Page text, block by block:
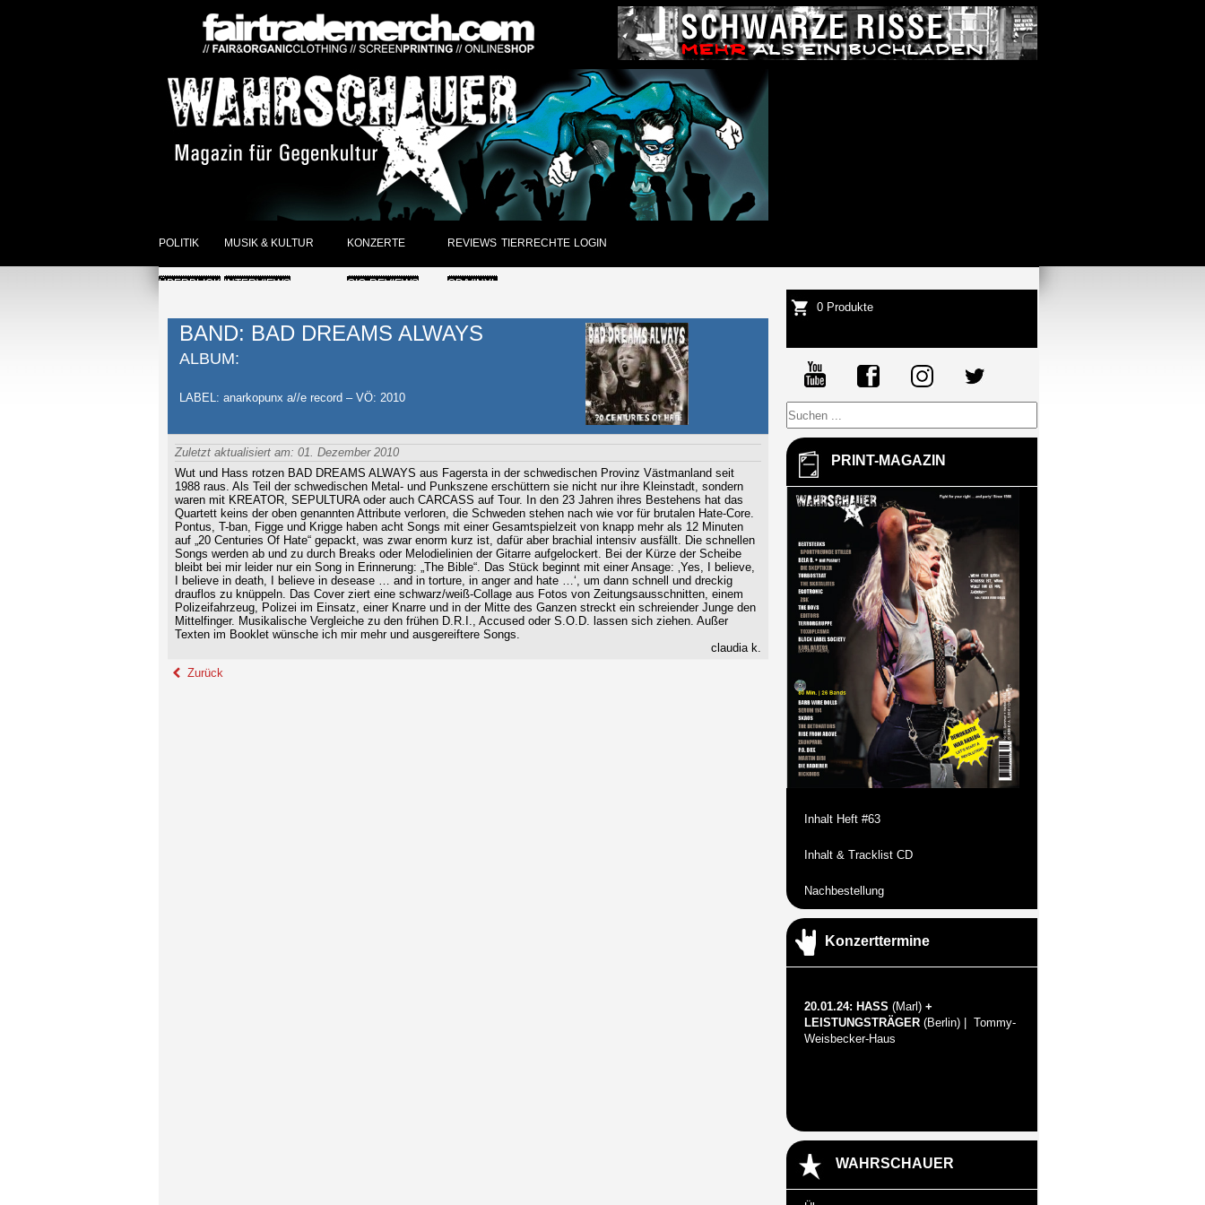
POLITIK
ÜBERBLICK
MUSIK & KULTUR
INTERVIEWS
REVIEWS DER WOCHE
SONSTIGES
ÜBERBLICK
KONZERTE
GIG-REVIEWS
ANKÜNDIGUNGEN
REVIEWS
CD/VINYL
DVD
TIERRECHTE LOGIN
BAND: BAD DREAMS ALWAYS
ALBUM:
LABEL: anarkopunx a//e record – VÖ: 2010
Zuletzt aktualisiert am: 01. Dezember 2010
Wut und Hass rotzen BAD DREAMS ALWAYS aus Fagersta in der schwedischen Provinz Västmanland seit
1988 raus. Als Teil der schwedischen Metal- und Punkszene erschüttern sie nicht nur ihre Kleinstadt, sondern
waren mit KREATOR, SEPULTURA oder auch CARCASS auf Tour. In den 23 Jahren ihres Bestehens hat das
Quartett keins der oben genannten Attribute verloren, die Schweden stehen nach wie vor für brutalen Hate-Core.
Pontus, T-ban, Figge und Krigge haben acht Songs mit einer Gesamtspielzeit von knapp mehr als 12 Minuten
auf „20 Centuries Of Hate“ gepackt, was zwar enorm kurz ist, dafür aber brachial intensiv ausfällt. Die schnellen
Songs werden ab und zu durch Breaks oder Melodielinien der Gitarre aufgelockert. Bei der Kürze der Scheibe
bleibt bei mir leider nur ein Song in Erinnerung: „The Bible“. Das Stück beginnt mit einer Ansage: ‚Yes, I believe,
I believe in death, I believe in desease … and in torture, in anger and hate …‘, um dann schnell und dreckig
drauflos zu knüppeln. Das Cover ziert eine schwarz/weiß-Collage aus Fotos von Zeitungsausschnitten, einem
Polizeifahrzeug, Polizei im Einsatz, einer Knarre und in der Mitte des Ganzen streckt ein schreiender Junge den
Mittelfinger. Musikalische Vergleiche zu den frühen D.R.I., Accused oder S.O.D. lassen sich ziehen. Außer
Texten im Booklet wünsche ich mir mehr und ausgereiftere Songs.
claudia k.
Zurück
0 Produkte
PRINT-MAGAZIN
Inhalt Heft #63
Inhalt & Tracklist CD
Nachbestellung
Konzerttermine
20.01.24: HASS (Marl) +
LEISTUNGSTRÄGER (Berlin) | Tommy-
Weisbecker-Haus
WAHRSCHAUER